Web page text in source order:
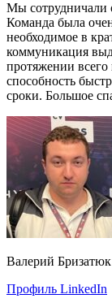
Мы сотрудничали
Команда была
необходимое в
коммуникация
протяжении
способность
сроки. Большое
Валерий Бризатюк
Профиль LinkedIn